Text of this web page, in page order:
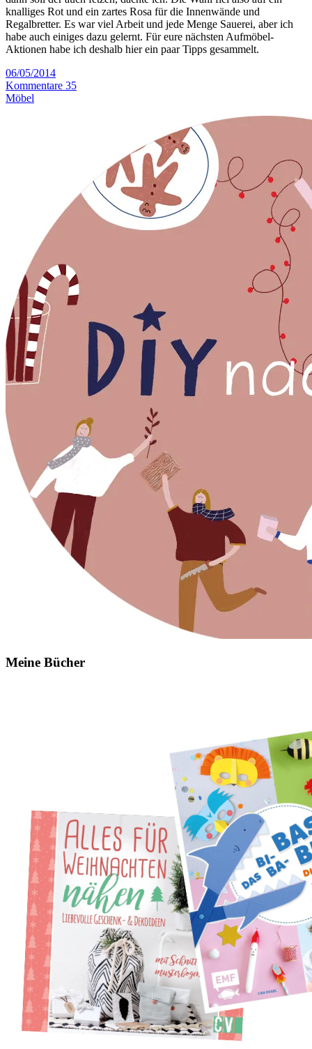
knalliges Rot und ein zartes Rosa für die Innenwände und
Regalbretter. Es war viel Arbeit und jede Menge Sauerei, aber ich
habe auch einiges dazu gelernt. Für eure nächsten Aufmöbel-
Aktionen habe ich deshalb hier ein paar Tipps gesammelt.
06/05/2014
Kommentare 35
Möbel
Meine Bücher